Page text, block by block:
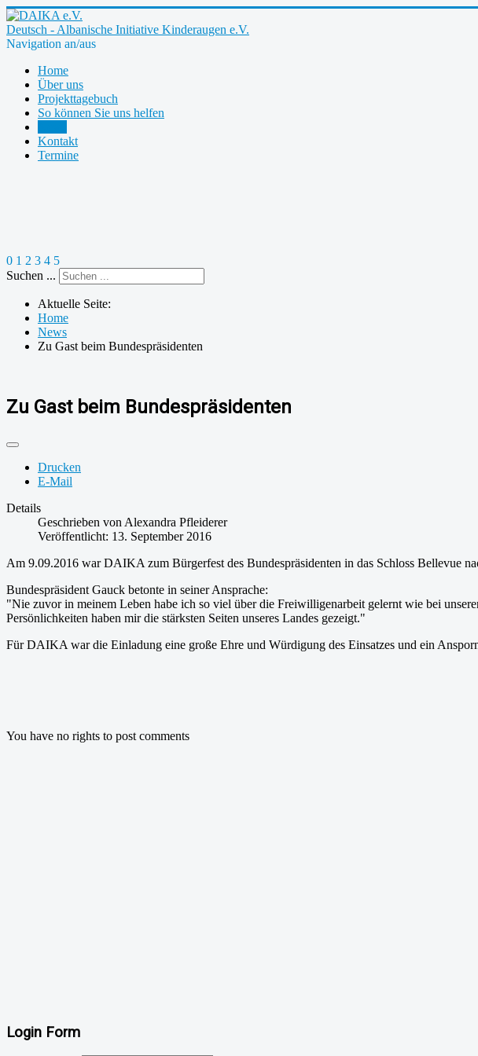
Deutsch - Albanische Initiative Kinderaugen e.V.
Navigation an/aus
Home
Über uns
Projekttagebuch
So können Sie uns helfen
Kontakt
Termine
0 1 2 3 4 5
Suchen ...
Aktuelle Seite:
Home
News
Zu Gast beim Bundespräsidenten
Zu Gast beim Bundespräsidenten
Drucken
E-Mail
Details
Geschrieben von Alexandra Pfleiderer
Veröffentlicht: 13. September 2016
Am 9.09.2016 war DAIKA zum Bürgerfest des Bundespräsidenten in das Schloss Bellevue
Bundespräsident Gauck betonte in seiner Ansprache:
"Nie zuvor in meinem Leben habe ich so viel über die Freiwilligenarbeit gelernt wie bei
Persönlichkeiten haben mir die stärksten Seiten unseres Landes gezeigt."
Für DAIKA war die Einladung eine große Ehre und Würdigung des Einsatzes und ein
You have no rights to post comments
Login Form